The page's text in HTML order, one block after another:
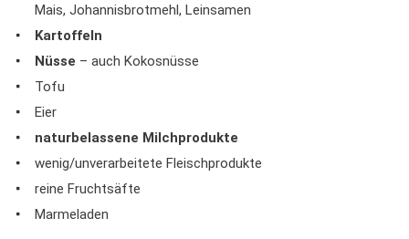
Mais, Johannisbrotmehl, Leinsamen
Kartoffeln
Nüsse – auch Kokosnüsse
Tofu
Eier
naturbelassene Milchprodukte
wenig/unverarbeitete Fleischprodukte
reine Fruchtsäfte
Marmeladen